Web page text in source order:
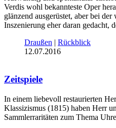
Verdis wohl bekannteste Oper
glänzend ausgerüstet, aber bei der
Inszenierung eher daran gedacht,
Draußen | Rückblick
12.07.2016
Zeitspiele
In einem liebevoll restaurierten
Klassizismus (1815) haben Herr
Sammlerraritäten zum Thema